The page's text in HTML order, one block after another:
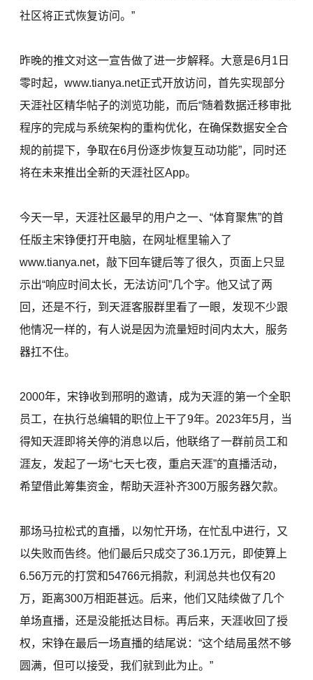
社区将正式恢复访问。”
昨晚的推文对这一宣告做了进一步解释。大意是6月1日
零时起，www.tianya.net正式开放访问，首先实现部分
天涯社区精华帖子的浏览功能，而后“随着数据迁移审批
程序的完成与系统架构的重构优化，在确保数据安全合
规的前提下，争取在6月份逐步恢复互动功能”，同时还
将在未来推出全新的天涯社区App。
今天一早，天涯社区最早的用户之一、“体育聚焦”的首
任版主宋铮便打开电脑，在网址框里输入了
www.tianya.net，敲下回车键后等了很久，页面上只显
示出“响应时间太长，无法访问”几个字。他又试了两
回，还是不行，到天涯客服群里看了一眼，发现不少跟
他情况一样的，有人说是因为流量短时间内太大，服务
器扛不住。
2000年，宋铮收到邢明的邀请，成为天涯的第一个全职
员工，在执行总编辑的职位上干了9年。2023年5月，当
得知天涯即将关停的消息以后，他联络了一群前员工和
涯友，发起了一场“七天七夜，重启天涯”的直播活动，
希望借此筹集资金，帮助天涯补齐300万服务器欠款。
那场马拉松式的直播，以匆忙开场，在忙乱中进行，又
以失败而告终。他们最后只成交了36.1万元，即使算上
6.56万元的打赏和54766元捐款，利润总共也仅有20
万，距离300万相距甚远。后来，他们又陆续做了几个
单场直播，还是没能抵达目标。再后来，天涯收回了授
权，宋铮在最后一场直播的结尾说：“这个结局虽然不够
圆满，但可以接受，我们就到此为止。”